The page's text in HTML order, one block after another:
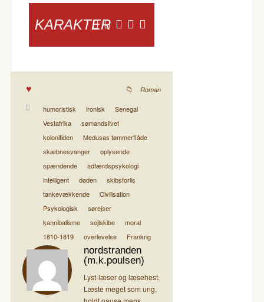
KARAKTER
Roman
humoristisk ironisk
Senegal
Vestafrika
sømandslivet
kolonitiden
Medusas tømmerflåde
skæbnesvanger
oplysende
spændende
adfærdspsykologi
intelligent
døden
skibsforlis
tankevækkende
Civilisation
Psykologisk
sørejser
kannibalisme
sejlskibe
moral
1810-1819
overlevelse Frankrig
nordstranden
(m.k.poulsen)
Lyst-læser og læsehest.
Læste meget som ung,